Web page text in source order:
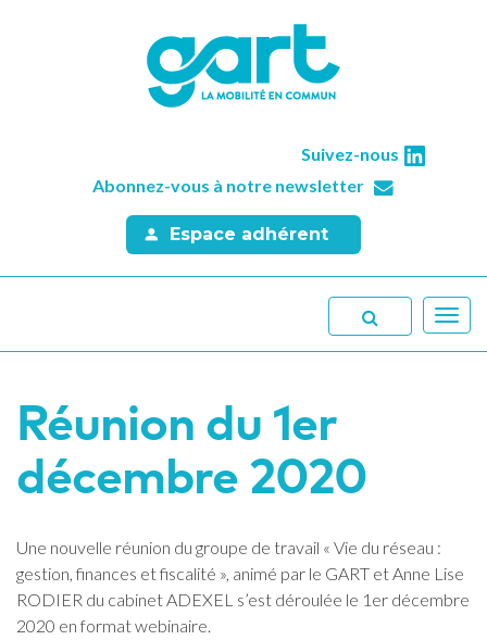
Suivez-nous
Abonnez-vous à notre newsletter
Espace adhérent
Réunion du 1er
décembre 2020
Une nouvelle réunion du groupe de travail « Vie du réseau :
gestion, finances et fiscalité », animé par le GART et Anne Lise
RODIER du cabinet ADEXEL s’est déroulée le 1er décembre
2020 en format webinaire.